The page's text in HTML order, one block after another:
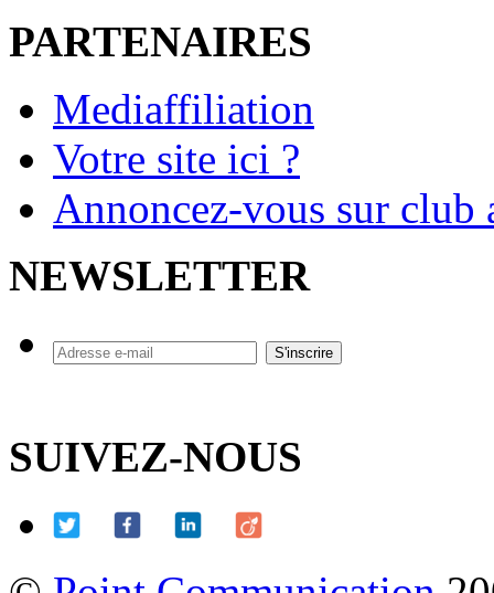
PARTENAIRES
Mediaffiliation
Votre site ici ?
Annoncez-vous sur
NEWSLETTER
SUIVEZ-NOUS